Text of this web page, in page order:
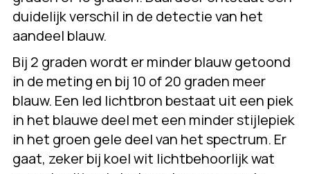
duidelijk verschil in de detectie van het
aandeel blauw.
Bij 2 graden wordt er minder blauw getoond
in de meting en bij 10 of 20 graden meer
blauw. Een led lichtbron bestaat uit een piek
in het blauwe deel met een minder stijlepiek
in het groen gele deel van het spectrum. Er
gaat, zeker bij koel wit lichtbehoorlijk wat